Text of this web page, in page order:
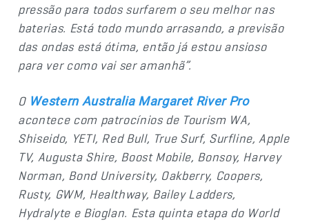
pressão para todos surfarem o seu melhor nas
baterias. Está todo mundo arrasando, a previsão
das ondas está ótima, então já estou ansioso
para ver como vai ser amanhã”.
O Western Australia Margaret River Pro
acontece com patrocínios de Tourism WA,
Shiseido, YETI, Red Bull, True Surf, Surfline, Apple
TV, Augusta Shire, Boost Mobile, Bonsoy, Harvey
Norman, Bond University, Oakberry, Coopers,
Rusty, GWM, Healthway, Bailey Ladders,
Hydralyte e Bioglan. Esta quinta etapa do World